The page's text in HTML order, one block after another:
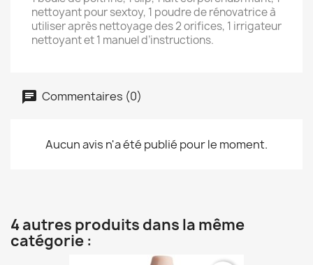
nettoyant pour sextoy, 1 poudre de rénovatrice à
utiliser après nettoyage des 2 orifices, 1 irrigateur
nettoyant et 1 manuel d’instructions.
Commentaires (0)
Aucun avis n'a été publié pour le moment.
4 autres produits dans la même
catégorie :